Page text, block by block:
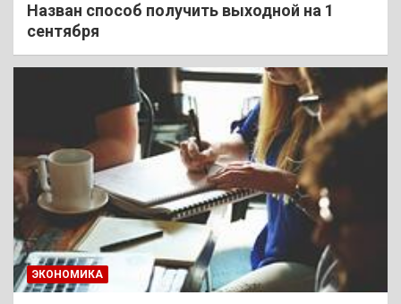
Назван способ получить выходной на 1
сентября
ЭКОНОМИКА